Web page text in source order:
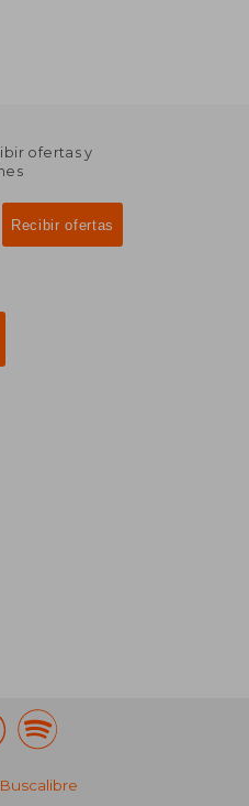
ofertas y
Buscalibre